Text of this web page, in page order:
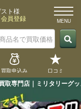
取専門店｜ミリタリーグ
ト様
会員登録
買取申込み 口コミ